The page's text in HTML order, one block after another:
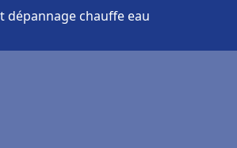
dépannage chauffe eau